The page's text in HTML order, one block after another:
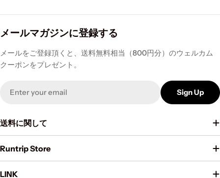
送料に関して
Runtrip Store
メールマガジンに登録する
メールをご登録頂くと、送料無料相当（800円分）のウェルカム
クーポンをプレゼント。
Sign Up
LINK